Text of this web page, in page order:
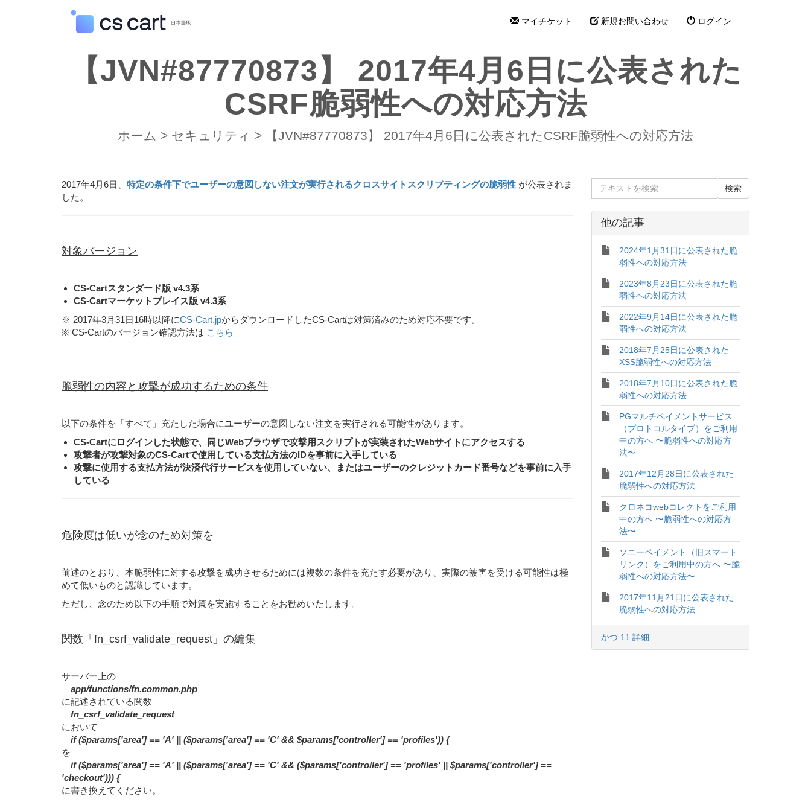
マイチケット 新規お問い合わせ ログイン
【JVN#87770873】 2017年4月6日に公表された
CSRF脆弱性への対応方法
ホーム > セキュリティ > 【JVN#87770873】 2017年4月6日に公表されたCSRF脆弱性への対応方法
2017年4月6日、 特定の条件下でユーザーの意図しない注文が実行されるクロスサイトスクリプティングの脆弱性 が公表されま
した。
対象バージョン
CS-Cartスタンダード版 v4.3系
CS-Cartマーケットプレイス版 v4.3系
※ 2017年3月31日16時以降にCS-Cart.jpからダウンロードしたCS-Cartは対策済みのため対応不要です。
※ CS-Cartのバージョン確認方法は こちら
脆弱性の内容と攻撃が成功するための条件
以下の条件を「すべて」充たした場合にユーザーの意図しない注文を実行される可能性があります。
CS-Cartにログインした状態で、同じWebブラウザで攻撃用スクリプトが実装されたWebサイトにアクセスする
攻撃者が攻撃対象のCS-Cartで使用している支払方法のIDを事前に入手している
攻撃に使用する支払方法が決済代行サービスを使用していない、またはユーザーのクレジットカード番号などを事前に入手
している
危険度は低いが念のため対策を
前述のとおり、本脆弱性に対する攻撃を成功させるためには複数の条件を充たす必要があり、実際の被害を受ける可能性は極
めて低いものと認識しています。
ただし、念のため以下の手順で対策を実施することをお勧めいたします。
関数「fn_csrf_validate_request」の編集
サーバー上の
app/functions/fn.common.php
に記述されている関数
fn_csrf_validate_request
において
if ($params['area'] == 'A' || ($params['area'] == 'C' && $params['controller'] == 'profiles')) {
を
if ($params['area'] == 'A' || ($params['area'] == 'C' && ($params['controller'] == 'profiles' || $params['controller'] ==
'checkout'))) {
に書き換えてください。
他の記事
2024年1月31日に公表された脆
弱性への対応方法
2023年8月23日に公表された脆
弱性への対応方法
2022年9月14日に公表された脆
弱性への対応方法
2018年7月25日に公表された
XSS脆弱性への対応方法
2018年7月10日に公表された脆
弱性への対応方法
PGマルチペイメントサービス
（プロトコルタイプ）をご利用
中の方へ 〜脆弱性への対応方
法〜
2017年12月28日に公表された
脆弱性への対応方法
クロネコwebコレクトをご利用
中の方へ 〜脆弱性への対応方
法〜
ソニーペイメント（旧スマート
リンク）をご利用中の方へ 〜脆
弱性への対応方法〜
2017年11月21日に公表された
脆弱性への対応方法
かつ 11 詳細…